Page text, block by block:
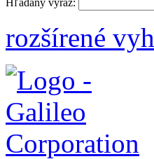
Hľadaný výraz:
rozšírené